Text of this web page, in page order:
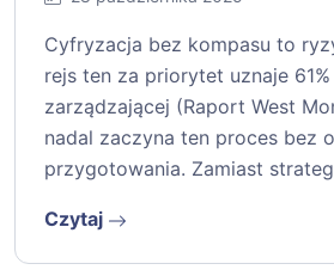
Cyfryzacja bez kompasu to
rejs ten za priorytet uznaje
zarządzającej (Raport West
nadal zaczyna ten proces bez
przygotowania. Zamiast
Czytaj